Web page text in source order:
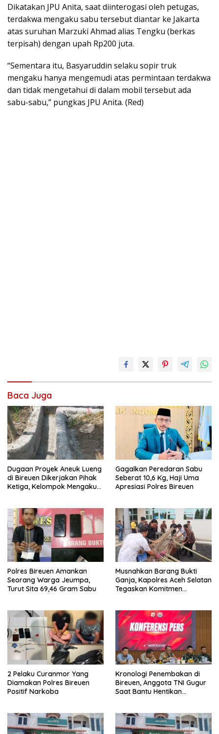
Dikatakan JPU Anita, saat diinterogasi oleh petugas,
terdakwa mengaku sabu tersebut diantar ke Jakarta
atas suruhan Marzuki Ahmad alias Tengku (berkas
terpisah) dengan upah Rp200 juta.
“Sementara itu, Basyaruddin selaku sopir truk
mengaku hanya mengemudi atas permintaan terdakwa
dan tidak mengetahui di dalam mobil tersebut ada
sabu-sabu,” pungkas JPU Anita. (Red)
Baca Juga
Dugaan Proyek Aneuk Lueng
di Bireuen Dikerjakan Pihak
Ketiga, Kelompok Mengaku
Gagalkan Peredaran Sabu
Seberat 10,6 Kg, Haji Uma
Apresiasi Polres Bireuen
Polres Bireuen Amankan
Seorang Warga Jeumpa,
Turut Sita 69,46 Gram Sabu
Musnahkan Barang Bukti
Ganja, Kapolres Aceh Selatan
Tegaskan Komitmen
2 Pelaku Curanmor Yang
Diamakan Polres Bireuen
Positif Narkoba
Kronologi Penembakan di
Bireuen, Anggota TNI Gugur
Saat Bantu Hentikan